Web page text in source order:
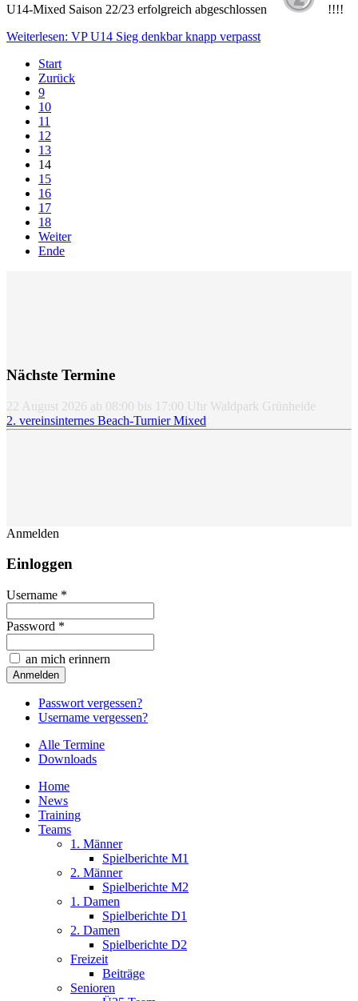
U14-Mixed Saison 22/23 erfolgreich abgeschlossen
!!!!
Weiterlesen: VP U14 Sieg denkbar knapp verpasst
Start
Zurück
9
10
11
12
13
14
15
16
17
18
Weiter
Ende
Nächste Termine
22 August 2026 ab 08:00 bis 17:00 Uhr Waldpark Grünheide
2. vereinsinternes Beach-Turnier Mixed
Anmelden
Einloggen
Username *
Password *
an mich erinnern
Passwort vergessen?
Username vergessen?
Alle Termine
Downloads
Home
News
Training
Teams
1. Männer
Spielberichte M1
2. Männer
Spielberichte M2
1. Damen
Spielberichte D1
2. Damen
Spielberichte D2
Freizeit
Beiträge
Senioren